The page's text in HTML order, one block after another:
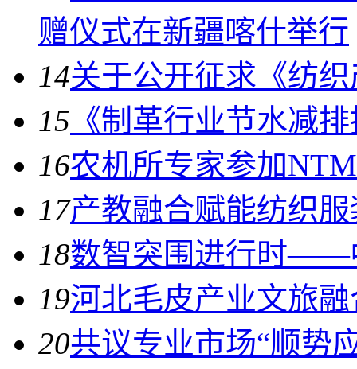
赠仪式在新疆喀什举行
14关于公开征求《纺
15 《制革行业节水减
16农机所专家参加
17产教融合赋能纺织
18数智突围进行时——
19河北毛皮产业文旅
20共议专业市场“顺势